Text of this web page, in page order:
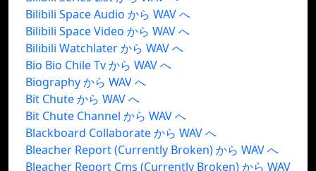
Bilibili Space Audio から WAV へ
Bilibili Space Video から WAV へ
Bilibili Watchlater から WAV へ
Bio Bio Chile Tv から WAV へ
Biography から WAV へ
Bit Chute から WAV へ
Bit Chute Channel から WAV へ
Blackboard Collaborate から WAV へ
Bleacher Report (Currently Broken) から WAV へ
Bleacher Report Cms (Currently Broken) から WAV